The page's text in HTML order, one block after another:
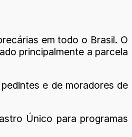
em todo o Brasil. O
principalmente a parcela
e de moradores de
Único para programas